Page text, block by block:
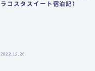
ラコスタスイート宿泊記）
2022.12.26